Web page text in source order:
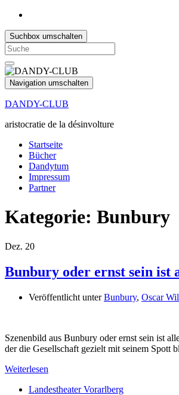
Suchbox umschalten
Search
for:
Navigation umschalten
DANDY-CLUB
aristocratie de la désinvolture
Startseite
Bücher
Dandytum
Impressum
Partner
Kategorie: Bunbury
Dez. 20
Bunbury oder ernst sein ist
Veröffentlicht unterBunbury, Oscar
Szenenbild aus Bunbury oder ernst sein ist
der die Gesellschaft gezielt mit seinem Spott
Weiterlesen
Landestheater Vorarlberg